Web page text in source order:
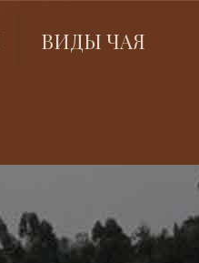
ВИДЫ ЧАЯ